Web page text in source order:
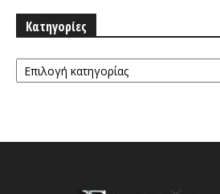
Κατηγορίες
Κατηγορίες